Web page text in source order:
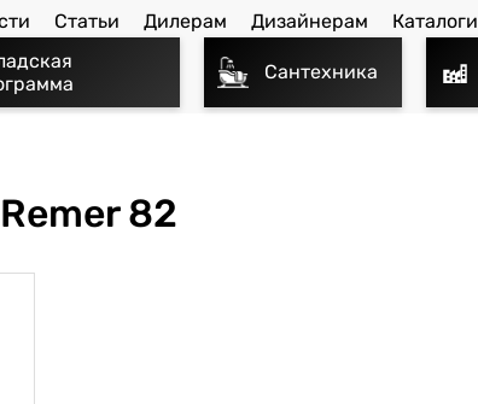
Статьи Дилерам Дизайнерам Каталоги
Сантехника
82